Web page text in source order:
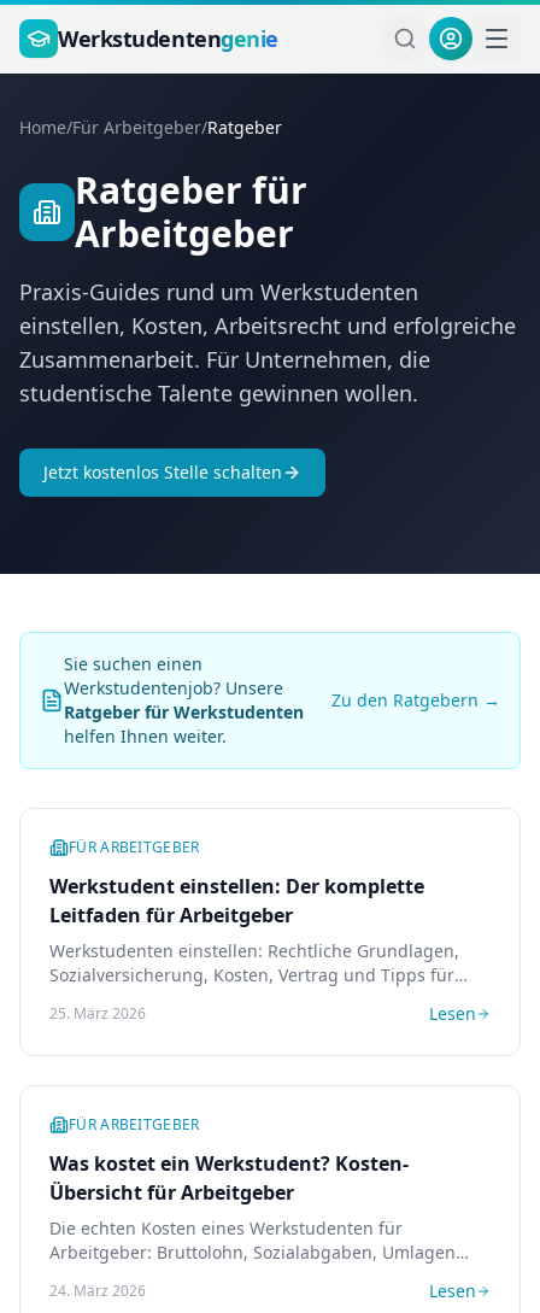
Zum Hauptinhalt springen
Werkstudentengenie
Home/Für Arbeitgeber/Ratgeber
Ratgeber für
Arbeitgeber
Praxis-Guides rund um Werkstudenten
einstellen, Kosten, Arbeitsrecht und erfolgreiche
Zusammenarbeit. Für Unternehmen, die
studentische Talente gewinnen wollen.
Jetzt kostenlos Stelle schalten
Sie suchen einen
Werkstudentenjob? Unsere
Ratgeber für Werkstudenten
helfen Ihnen weiter.
Zu den Ratgebern →
FÜR ARBEITGEBER
Werkstudent einstellen: Der komplette
Leitfaden für Arbeitgeber
Werkstudenten einstellen: Rechtliche Grundlagen,
Sozialversicherung, Kosten, Vertrag und Tipps für
25. März 2026 Lesen
FÜR ARBEITGEBER
Was kostet ein Werkstudent? Kosten-
Übersicht für Arbeitgeber
Die echten Kosten eines Werkstudenten für
Arbeitgeber: Bruttolohn, Sozialabgaben, Umlagen
Vergleich zu Festanstellung.
24. März 2026 Lesen